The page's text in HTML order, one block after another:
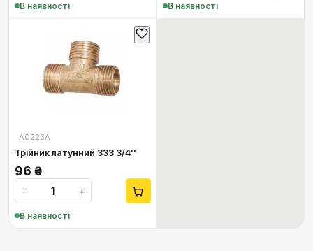
В наявності В наявності
А0223А
Трійник латунний ЗЗЗ 3/4''
96 ₴
−
+
В наявності